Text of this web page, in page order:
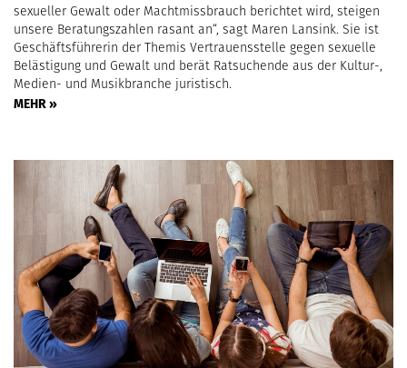
sexueller Gewalt oder Machtmissbrauch berichtet wird, steigen
unsere Beratungszahlen rasant an“, sagt Maren Lansink. Sie ist
Geschäftsführerin der Themis Vertrauensstelle gegen sexuelle
Belästigung und Gewalt und berät Ratsuchende aus der Kultur-,
Medien- und Musikbranche juristisch.
MEHR »